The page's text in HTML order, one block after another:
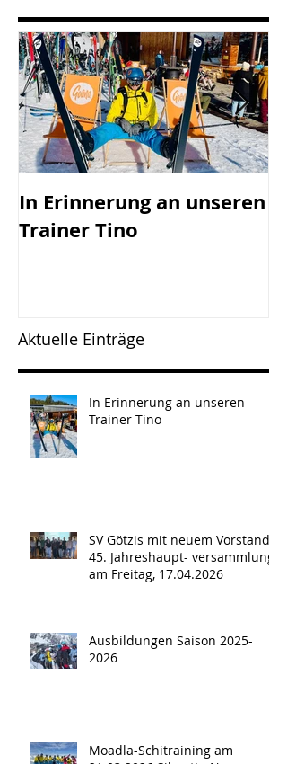
In Erinnerung an unseren
Trainer Tino
Aktuelle Einträge
In Erinnerung an unseren
Trainer Tino
SV Götzis mit neuem Vorstand -
45. Jahreshaupt- versammlung
am Freitag, 17.04.2026
Ausbildungen Saison 2025-
2026
Moadla-Schitraining am